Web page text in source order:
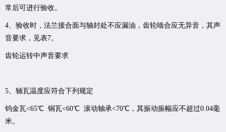
常后可进行验收。
4、验收时，法兰接合面与轴封处不应漏油，齿轮啮合应无异音，其声
音要求，见表7。
齿轮运转中声音要求
5、轴瓦温度应符合下列规定
钨金瓦<65℃ 铜瓦<60℃ 滚动轴承<70℃，其振动振幅应不超过0.04毫
米。